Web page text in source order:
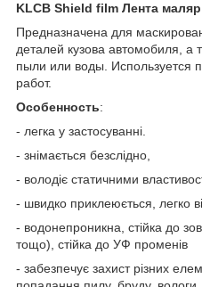
KLCB Shield film Лента
Предназначена для
деталей кузова автомобиля, а
пыли или воды. Используется
работ.
Особенность:
- легка у застосуванні.
- знімається безслідно,
- володіє статичними
- швидко приклеюється, легко
- водонепроникна, стійка до
тощо), стійка до УФ променів
- забезпечує захист різних